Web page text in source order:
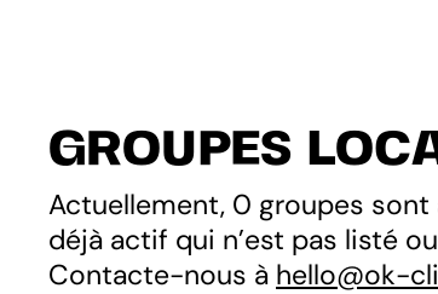
GROUPES
Actuellement, 0 groupes sont
déjà actif qui n’est pas listé
Contacte-nous à hello@ok-